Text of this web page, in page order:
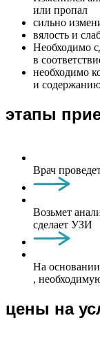
или пропал
сильно
вялость и
Необходимо
в
необходимо
и
этапы
Врач
Возьмет
сделает УЗИ
На основании
,
цены на